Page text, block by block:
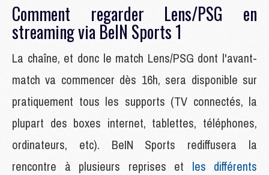
Comment regarder Lens/PSG en
streaming via BeIN Sports 1
La chaîne, et donc le match Lens/PSG dont l'avant-
match va commencer dès 16h, sera disponible sur
pratiquement tous les supports (TV connectés, la
plupart des boxes internet, tablettes, téléphones,
ordinateurs, etc). BeIN Sports rediffusera la
rencontre à plusieurs reprises et les différents